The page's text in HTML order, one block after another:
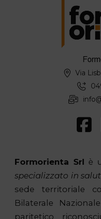
Via
Formorienta Srl è
specializzato in
sede territoriale
Bilaterale
paritetico